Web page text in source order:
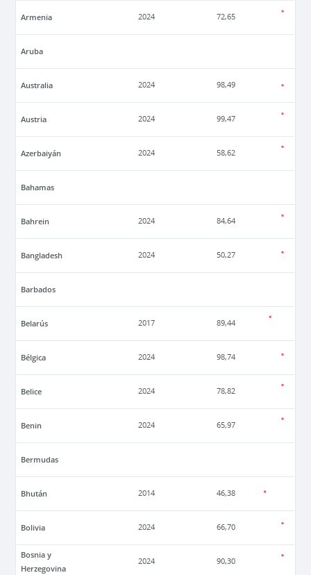
Armenia 2024 72,65
Aruba
Australia 2024 98,49
Austria 2024 99,47
Azerbaiyán 2024 58,62
Bahamas
Bahrein 2024 84,64
Bangladesh 2024 50,27
Barbados
Belarús 2017 89,44
Bélgica 2024 98,74
Belice 2024 78,82
Benin 2024 65,97
Bermudas
Bhután 2014 46,38
Bolivia 2024 66,70
Bosnia y
Herzegovina
2024 90,30